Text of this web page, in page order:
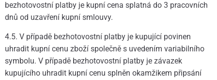
bezhotovostní platby je kupní cena splatná do 3 pracovních
dnů od uzavření kupní smlouvy.
4.5. V případě bezhotovostní platby je kupující povinen
uhradit kupní cenu zboží společně s uvedením variabilního
symbolu. V případě bezhotovostní platby je závazek
kupujícího uhradit kupní cenu splněn okamžikem připsání